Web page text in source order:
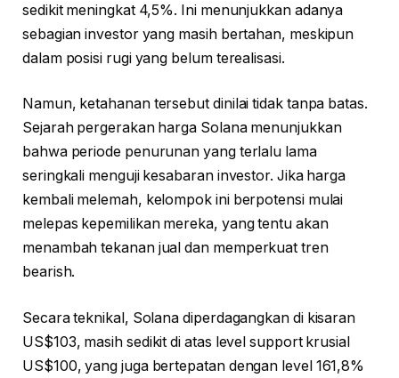
sedikit meningkat 4,5%. Ini menunjukkan adanya
sebagian investor yang masih bertahan, meskipun
dalam posisi rugi yang belum terealisasi.
Namun, ketahanan tersebut dinilai tidak tanpa batas.
Sejarah pergerakan harga Solana menunjukkan
bahwa periode penurunan yang terlalu lama
seringkali menguji kesabaran investor. Jika harga
kembali melemah, kelompok ini berpotensi mulai
melepas kepemilikan mereka, yang tentu akan
menambah tekanan jual dan memperkuat tren
bearish.
Secara teknikal, Solana diperdagangkan di kisaran
US$103, masih sedikit di atas level support krusial
US$100, yang juga bertepatan dengan level 161,8%